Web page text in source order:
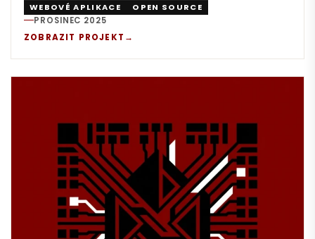
WEBOVÉ APLIKACE
OPEN SOURCE
REALIZACE:
PROSINEC 2025
ZOBRAZIT PROJEKT →